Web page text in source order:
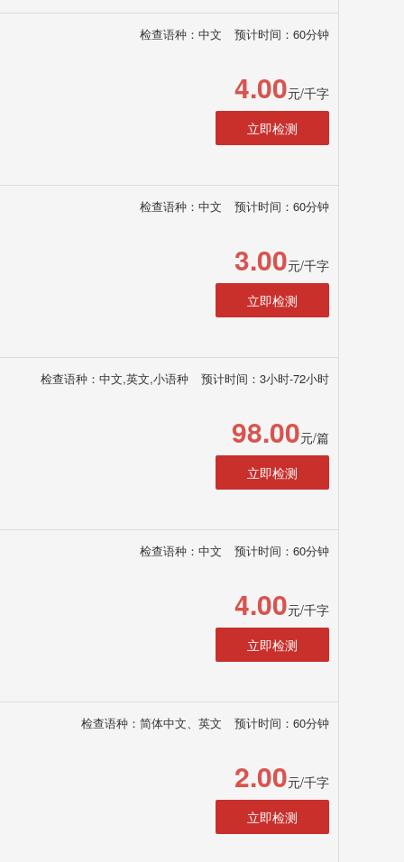
检查语种：中文 预计时间：60分钟
4.00元/千字
立即检测
检查语种：中文 预计时间：60分钟
3.00元/千字
立即检测
检查语种：中文,英文,小语种 预计时间：3小时-72小时
98.00元/篇
立即检测
检查语种：中文 预计时间：60分钟
4.00元/千字
立即检测
检查语种：简体中文、英文 预计时间：60分钟
2.00元/千字
立即检测